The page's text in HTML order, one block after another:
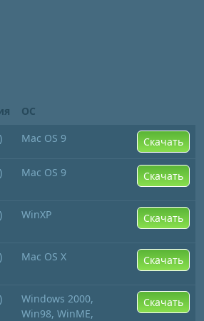
ОС
Mac OS 9 Скачать
Mac OS 9 Скачать
WinXP Скачать
Mac OS X Скачать
Windows 2000,
Win98, WinME,
Скачать